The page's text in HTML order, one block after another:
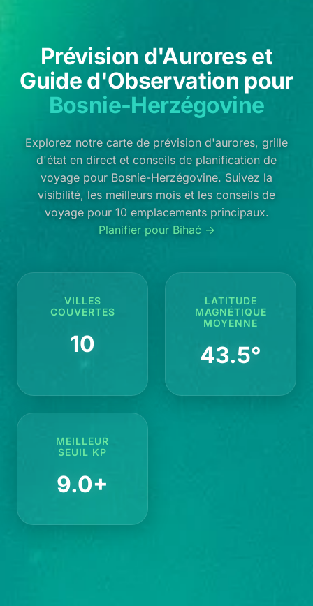
Prévision d'Aurores et
Guide d'Observation pour
Bosnie-Herzégovine
Explorez notre carte de prévision d'aurores, grille
d'état en direct et conseils de planification de
voyage pour Bosnie-Herzégovine. Suivez la
visibilité, les meilleurs mois et les conseils de
voyage pour 10 emplacements principaux.
Planifier pour Bihać →
VILLES
COUVERTES
10
LATITUDE
MAGNÉTIQUE
MOYENNE
43.5°
MEILLEUR
SEUIL KP
9.0+